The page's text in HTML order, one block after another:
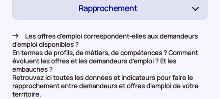
Rapprochement
(page
Demandeurs d'emploi
Offres d’emploi
Les offres d'emploi correspondent-elles aux demandeurs
d'emploi disponibles ?
En termes de profils, de métiers, de compétences ? Comment
évoluent les offres et les demandeurs d'emploi ? Et les
embauches ?
Retrouvez ici toutes les données et indicateurs pour faire le
rapprochement entre demandeurs et offres d'emploi de votre
territoire.